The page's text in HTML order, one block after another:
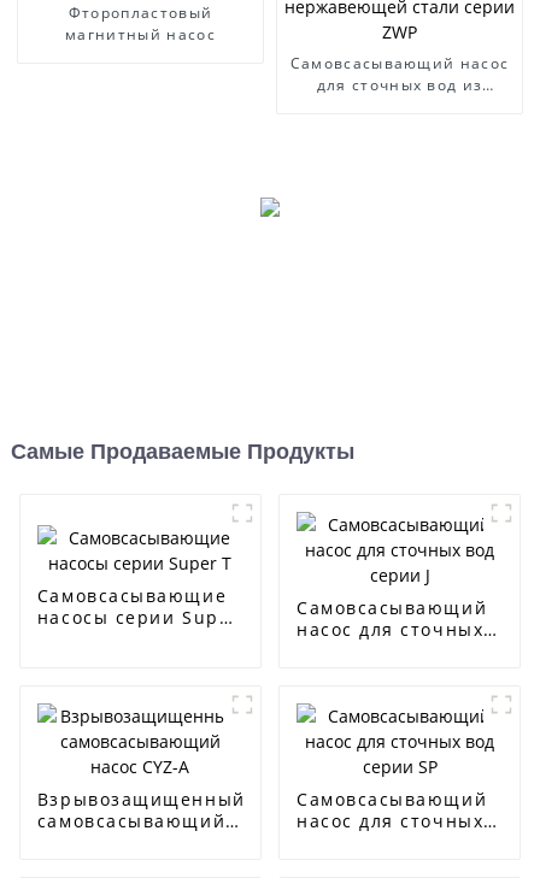
Фторопластовый
магнитный насос
Самовсасывающий насос
для сточных вод из
Самые Продаваемые Продукты
Самовсасывающие
насосы серии Super
Самовсасывающий
насос для сточных
Взрывозащищенный
самовсасывающий
Самовсасывающий
насос для сточных